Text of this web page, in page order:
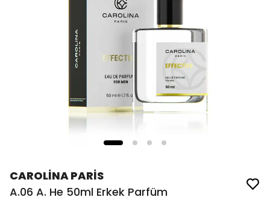
CAROLİNA PARİS
A.06 A. He 50ml Erkek Parfüm